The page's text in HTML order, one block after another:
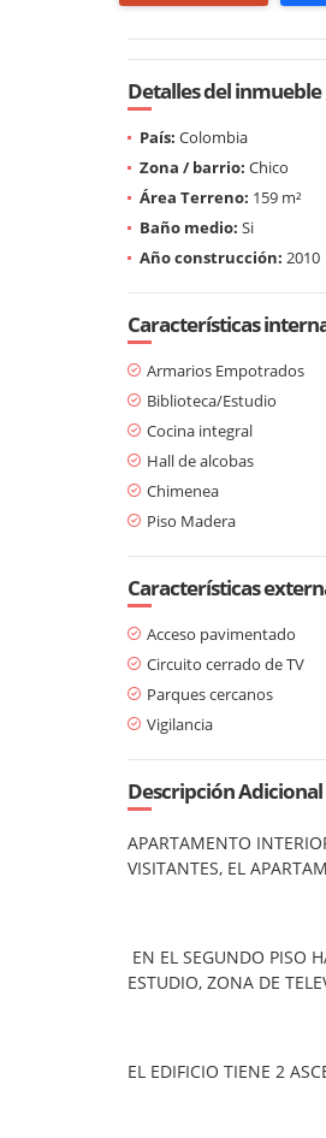
Detalles del inmueble
País: Colombia
Zona / barrio: Chico
Área Terreno: 159 m²
Baño medio: Si
Año construcción: 2010
Características
Armarios Empotrados
Biblioteca/Estudio
Cocina integral
Hall de alcobas
Chimenea
Piso Madera
Características
Acceso pavimentado
Circuito cerrado de TV
Parques cercanos
Vigilancia
Descripción Adicional
APARTAMENTO
VISITANTES, EL
EN EL SEGUNDO PISO
ESTUDIO, ZONA DE
EL EDIFICIO TIENE 2